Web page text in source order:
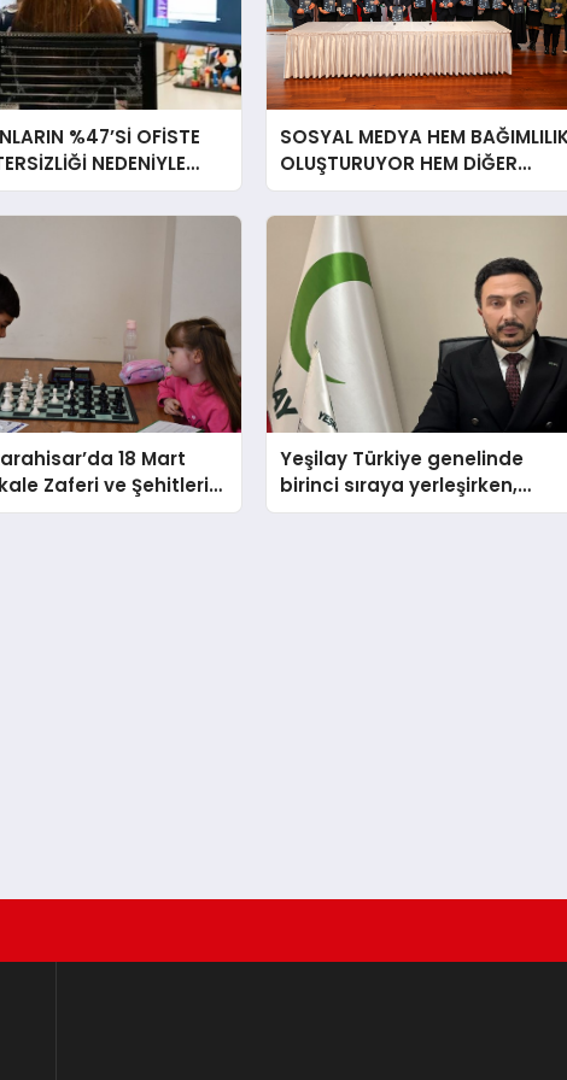
%47’Sİ OFİSTE
NEDENİYLE
HİSSEDİYOR
SOSYAL MEDYA HEM
OLUŞTURUYOR HEM DİĞER
BAĞIMLILIKLARA ZEMİN
HAZIRLIYOR”
18 Mart
Zaferi ve Şehitleri
Satranç
Yeşilay Türkiye genelinde
birinci sıraya yerleşirken,
yürütülen faaliyetlerle de